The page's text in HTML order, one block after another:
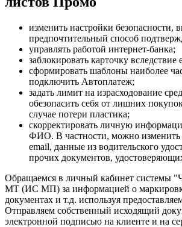
изменить настройки безопасности,
предпочтительный способ
управлять работой интернет-банка;
заблокировать карточку
сформировать шаблоны наиболее
подключить Автоплатеж;
задать лимит на израсходование
обезопасить себя от лишних
случае потери пластика;
скорректировать личную
ФИО. В частности, можно изменить
email, данные из водительского
прочих документов,
Обращаемся в личный кабинет системы
МТ (ИС МП) за информацией о
документах и т.д. используя
Отправляем собственный исходящий
электронной подписью на клиенте и на